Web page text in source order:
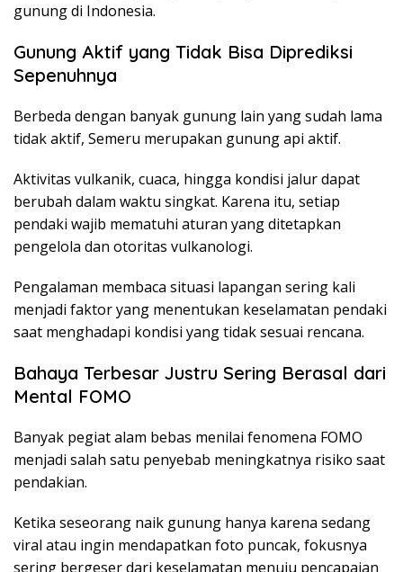
gunung di Indonesia.
Gunung Aktif yang Tidak Bisa Diprediksi
Sepenuhnya
Berbeda dengan banyak gunung lain yang sudah lama
tidak aktif, Semeru merupakan gunung api aktif.
Aktivitas vulkanik, cuaca, hingga kondisi jalur dapat
berubah dalam waktu singkat. Karena itu, setiap
pendaki wajib mematuhi aturan yang ditetapkan
pengelola dan otoritas vulkanologi.
Pengalaman membaca situasi lapangan sering kali
menjadi faktor yang menentukan keselamatan pendaki
saat menghadapi kondisi yang tidak sesuai rencana.
Bahaya Terbesar Justru Sering Berasal dari
Mental FOMO
Banyak pegiat alam bebas menilai fenomena FOMO
menjadi salah satu penyebab meningkatnya risiko saat
pendakian.
Ketika seseorang naik gunung hanya karena sedang
viral atau ingin mendapatkan foto puncak, fokusnya
sering bergeser dari keselamatan menuju pencapaian